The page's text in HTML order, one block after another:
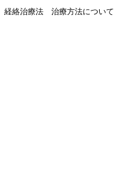
経絡治療法 治療方法について
ホーム